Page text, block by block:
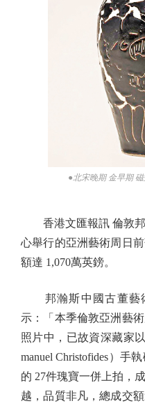
●北宋晚期 金早期
香港文匯報訊 倫敦邦
心舉行的亞洲藝術周日
額達 1,070萬英鎊。
邦瀚斯中國古董藝術
示：「本季倫敦亞洲藝
照片中，已故資深藏家
manuel Christofides）手
的 27件瑰寶一併上拍，
越，品質非凡，總成交